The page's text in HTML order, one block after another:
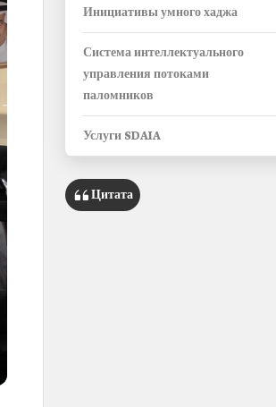
Инициативы умного хаджа
Система интеллектуального
управления потоками
паломников
Услуги SDAIA
Цитата